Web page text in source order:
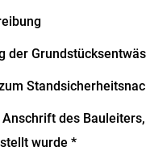
der
Anschrift des
wurde *